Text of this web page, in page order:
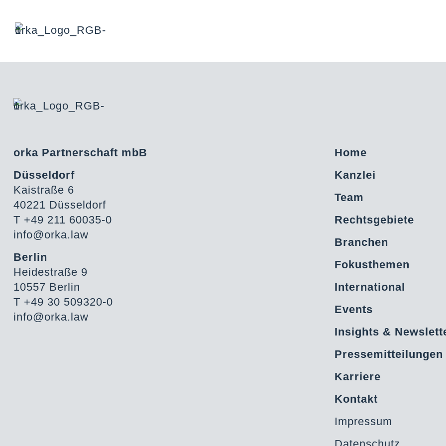
orka Partnerschaft mbB
Düsseldorf
Kaistraße 6
40221 Düsseldorf
T +49 211 60035-0
info@orka.law
Berlin
Heidestraße 9
10557 Berlin
T +49 30 509320-0
info@orka.law
Home
Kanzlei
Team
Rechtsgebiete
Branchen
Fokusthemen
International
Events
Insights &
Pressemitteilungen
Karriere
Kontakt
Impressum